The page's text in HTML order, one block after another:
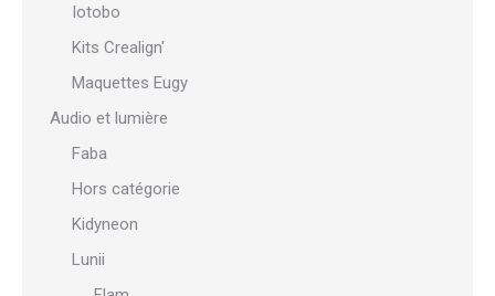
Iotobo
Kits Crealign'
Maquettes Eugy
Audio et lumière
Faba
Hors catégorie
Kidyneon
Lunii